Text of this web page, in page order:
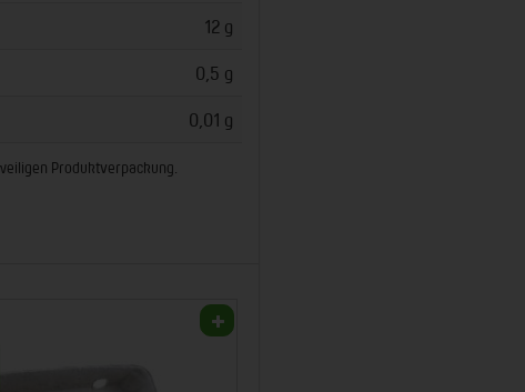
12 g
0,5 g
0,01 g
Produktverpackung.